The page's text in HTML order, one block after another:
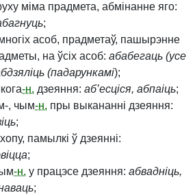
міма прадмета, абмінанне яго:
;
асоб, прадметаў, пашырэнне
на ўсіх асоб: абабегаць (усе
(падарункамі);
-н. дзеяння: аб’есціся, абпаіць;
, чым-н. пры выкананні дзеяння:
;
памылкі ў дзеянні:
;
-н. у працэсе дзеяння: абвадніць,
;